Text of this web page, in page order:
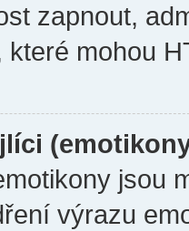
zapnout,
které mohou
jsou
výrazu